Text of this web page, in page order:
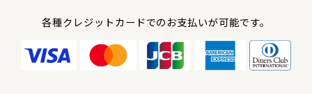
各種クレジットカードでのお支払いが可能です。